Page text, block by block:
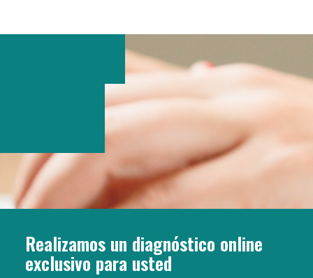
Realizamos un diagnóstico online
exclusivo para usted